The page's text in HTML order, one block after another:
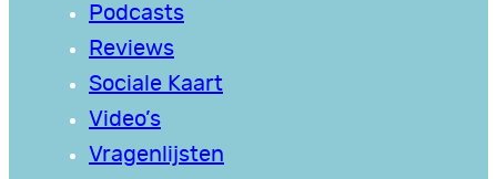
Podcasts
Reviews
Sociale Kaart
Video’s
Vragenlijsten